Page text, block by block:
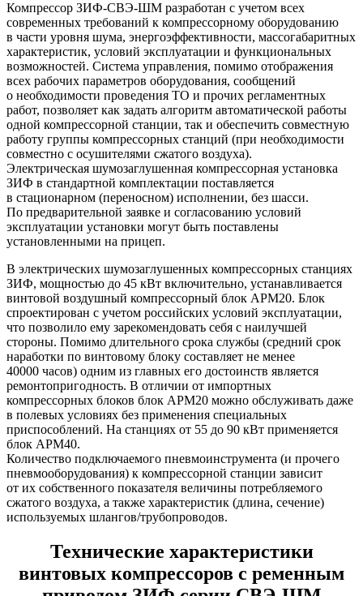
Компрессор ЗИФ-СВЭ-ШМ разработан с учетом всех
современных требований к компрессорному оборудованию
в части уровня шума, энергоэффективности, массогабаритных
характеристик, условий эксплуатации и функциональных
возможностей. Система управления, помимо отображения
всех рабочих параметров оборудования, сообщений
о необходимости проведения ТО и прочих регламентных
работ, позволяет как задать алгоритм автоматической работы
одной компрессорной станции, так и обеспечить совместную
работу группы компрессорных станций (при необходимости
совместно с осушителями сжатого воздуха).
Электрическая шумозаглушенная компрессорная установка
ЗИФ в стандартной комплектации поставляется
в стационарном (переносном) исполнении, без шасси.
По предварительной заявке и согласованию условий
эксплуатации установки могут быть поставлены
установленными на прицеп.
В электрических шумозаглушенных компрессорных станциях
ЗИФ, мощностью до 45 кВт включительно, устанавливается
винтовой воздушный компрессорный блок АРМ20. Блок
спроектирован с учетом российских условий эксплуатации,
что позволило ему зарекомендовать себя с наилучшей
стороны. Помимо длительного срока службы (средний срок
наработки по винтовому блоку составляет не менее
40000 часов) одним из главных его достоинств является
ремонтопригодность. В отличии от импортных
компрессорных блоков блок АРМ20 можно обслуживать даже
в полевых условиях без применения специальных
приспособлений. На станциях от 55 до 90 кВт применяется
блок АРМ40.
Количество подключаемого пневмоинструмента (и прочего
пневмооборудования) к компрессорной станции зависит
от их собственного показателя величины потребляемого
сжатого воздуха, а также характеристик (длина, сечение)
используемых шлангов/трубопроводов.
Технические характеристики
винтовых компрессоров с ременным